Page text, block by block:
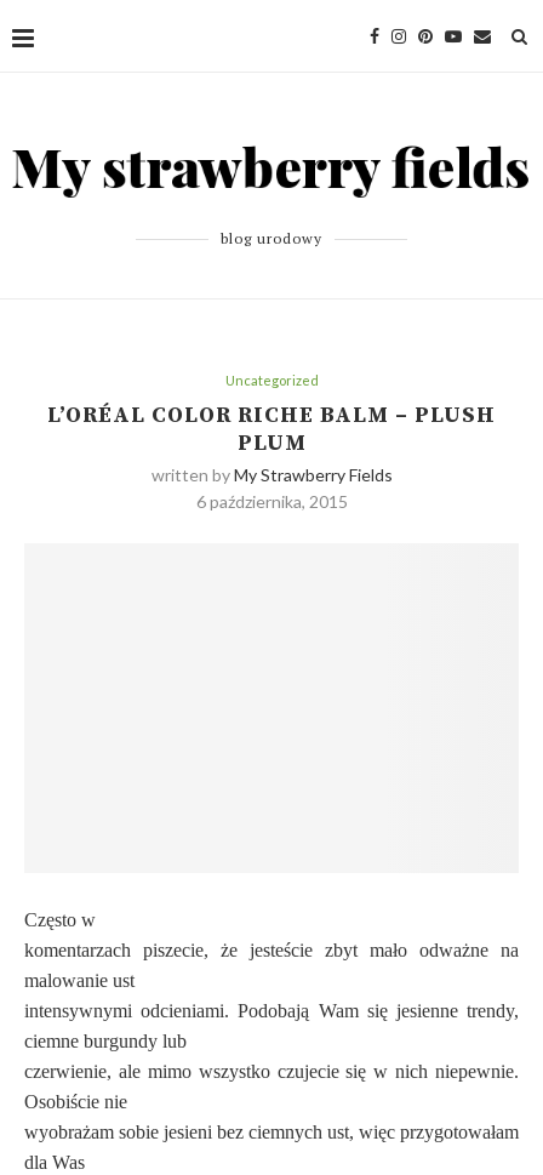
blog urodowy
Uncategorized
L’ORÉAL COLOR RICHE BALM – PLUSH
PLUM
written byMy Strawberry Fields
6 października, 2015
Często w
komentarzach piszecie, że jesteście zbyt mało odważne na
malowanie ust
intensywnymi odcieniami. Podobają Wam się jesienne trendy,
ciemne burgundy lub
czerwienie, ale mimo wszystko czujecie się w nich niepewnie.
Osobiście nie
wyobrażam sobie jesieni bez ciemnych ust, więc przygotowałam
dla Was